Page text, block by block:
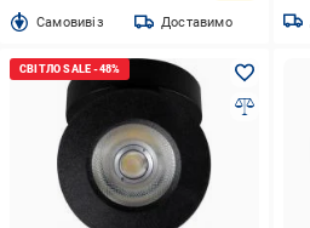
Cамовивіз Доставимо